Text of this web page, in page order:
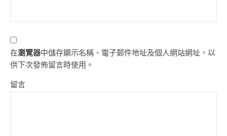
在瀏覽器中儲存顯示名稱、電子郵件地址及個人網站網址，以
供下次發佈留言時使用。
留言